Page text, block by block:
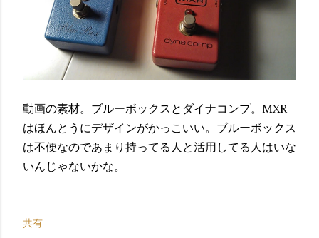
動画の素材。ブルーボックスとダイナコンプ。MXR
はほんとうにデザインがかっこいい。ブルーボックス
は不便なのであまり持ってる人と活用してる人はいな
いんじゃないかな。
共有